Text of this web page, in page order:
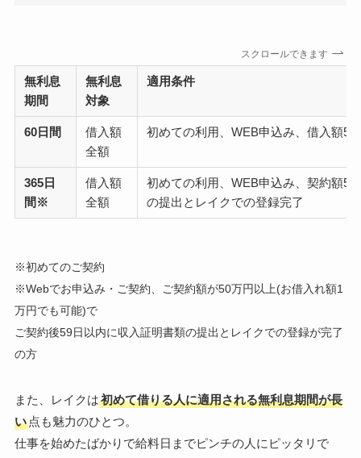
スクロールできます
無利息
期間
無利息
対象
適用条件
60日間
借入額
全額
初めての利用、WEB申込み、借入額50
365日
間※
借入額
全額
初めての利用、WEB申込み、契約額
の提出とレイクでの登録完了
※初めてのご契約
※Webでお申込み・ご契約、ご契約額が50万円以上(お借入れ額1
万円でも可能)で
ご契約後59日以内に収入証明書類の提出とレイクでの登録が完了
の方
また、レイクは初めて借りる人に適用される無利息期間が長
い点も魅力のひとつ。
仕事を始めたばかりで給料日までピンチの人にピッタリで